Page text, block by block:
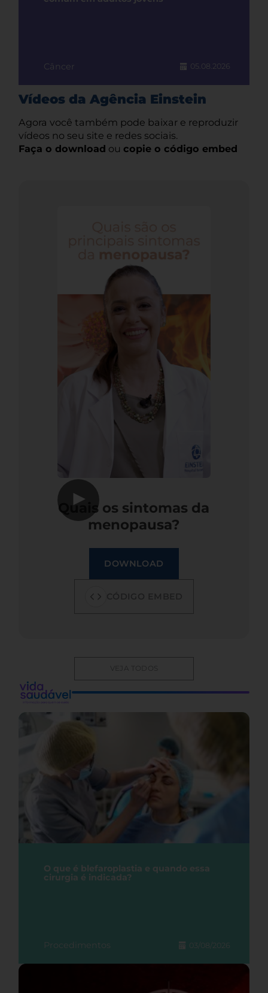
Câncer 05.08.2026
Vídeos da Agência Einstein
Agora você também pode baixar e reproduzir
vídeos no seu site e redes sociais.
Faça o download ou copie o código embed
▶
Quais os sintomas da
menopausa?
DOWNLOAD
VEJA TODOS
O que é blefaroplastia e quando essa
cirurgia é indicada?
Procedimentos 03/08/2026